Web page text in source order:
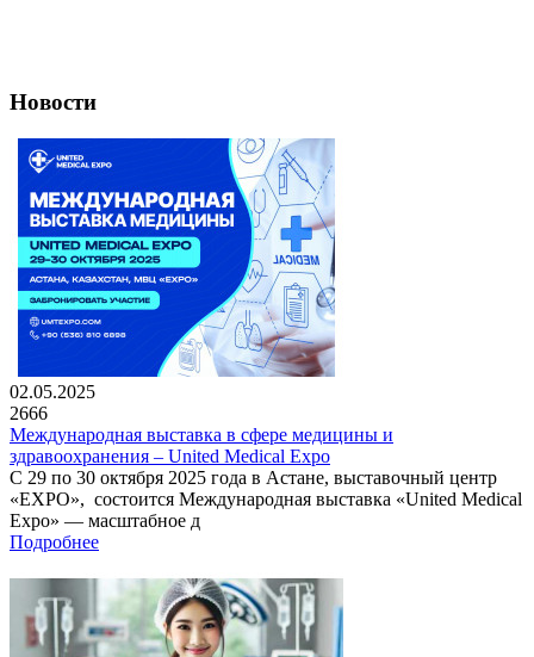
Новости
02.05.2025
2666
Международная выставка в сфере медицины и
здравоохранения – United Medical Expo
С 29 по 30 октября 2025 года в Астане, выставочный центр
«EXPO», состоится Международная выставка «United Medical
Expo» — масштабное д
Подробнее